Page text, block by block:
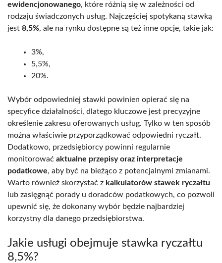
ewidencjonowanego, które różnią się w zależności od
rodzaju świadczonych usług. Najczęściej spotykaną stawką
jest 8,5%, ale na rynku dostępne są też inne opcje, takie jak:
3%,
5,5%,
20%.
Wybór odpowiedniej stawki powinien opierać się na
specyfice działalności, dlatego kluczowe jest precyzyjne
określenie zakresu oferowanych usług. Tylko w ten sposób
można właściwie przyporządkować odpowiedni ryczałt.
Dodatkowo, przedsiębiorcy powinni regularnie
monitorować aktualne przepisy oraz interpretacje
podatkowe, aby być na bieżąco z potencjalnymi zmianami.
Warto również skorzystać z kalkulatorów stawek ryczałtu
lub zasięgnąć porady u doradców podatkowych, co pozwoli
upewnić się, że dokonany wybór będzie najbardziej
korzystny dla danego przedsiębiorstwa.
Jakie usługi obejmuje stawka ryczałtu
8,5%?